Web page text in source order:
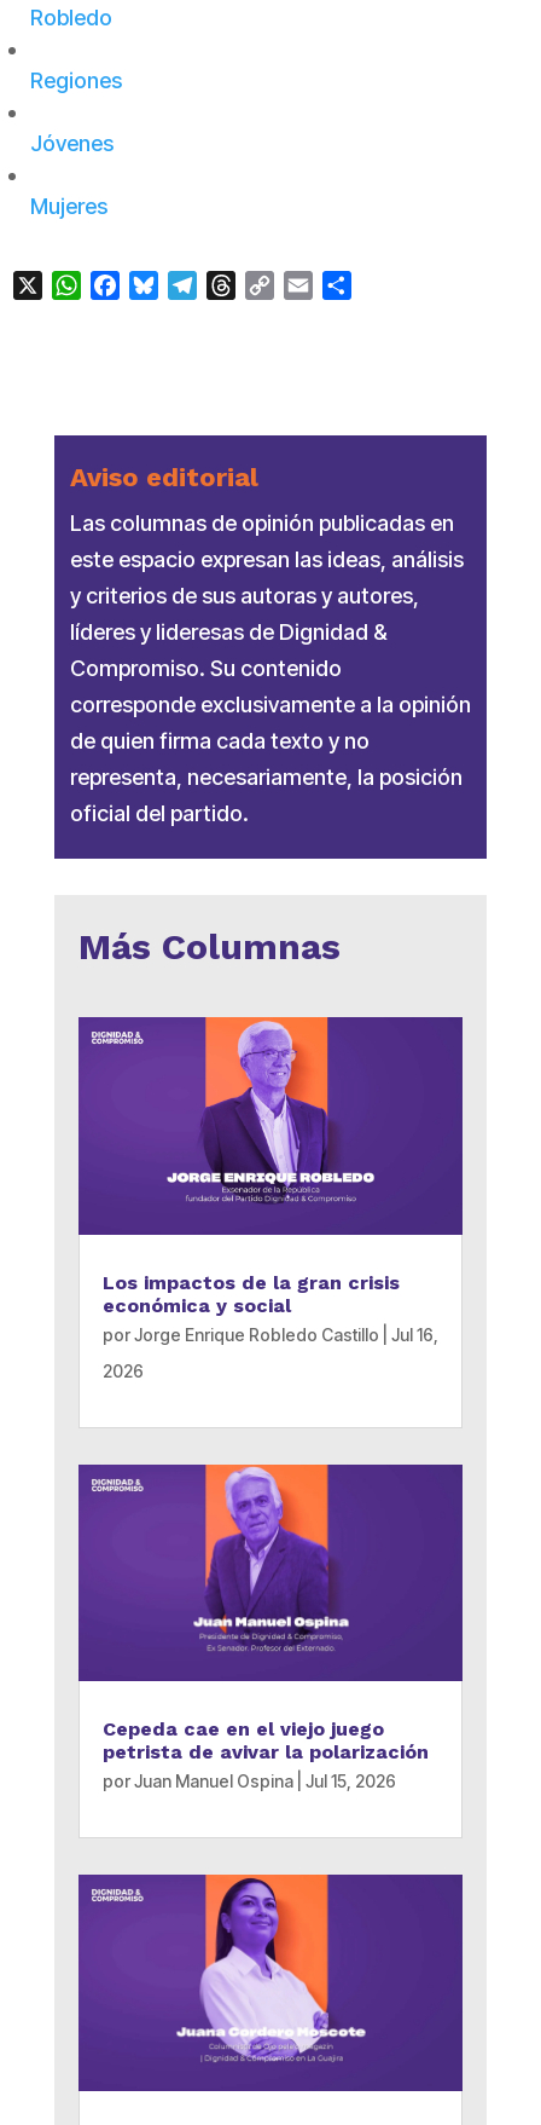
Robledo
Regiones
Jóvenes
Mujeres
WhatsApp
FacebookBlueskyTelegramThreads
Copy Email
Aviso editorial
Las columnas de opinión publicadas en
este espacio expresan las ideas, análisis
y criterios de sus autoras y autores,
líderes y lideresas de Dignidad &
Compromiso. Su contenido
corresponde exclusivamente a la opinión
de quien firma cada texto y no
representa, necesariamente, la posición
oficial del partido.
Más Columnas
Los impactos de la gran crisis
económica y social
porJorge Enrique Robledo Castillo
Jul 16,
2026
Cepeda cae en el viejo juego
petrista de avivar la polarización
porJuan Manuel Ospina| Jul 15, 2026